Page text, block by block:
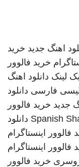
اهنگ جدید خرید
خرید فالوور
لینک دانلود اهنگ
فارسی دانلود
جدید خرید فالوور
Spanish دانلود
فالوور اینستاگرام
فالوور اینستاگرام
خرید فالوور